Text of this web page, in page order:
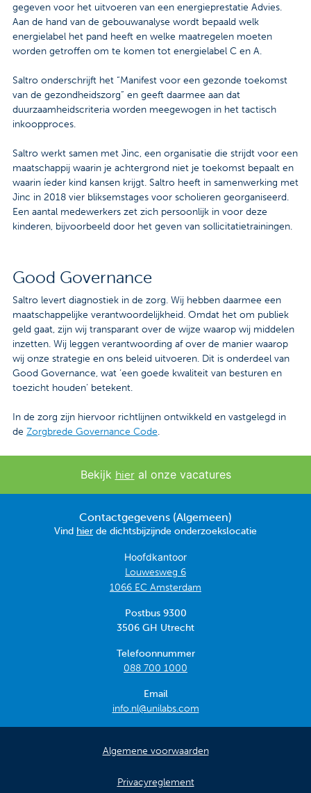
gegeven voor het uitvoeren van een energieprestatie Advies.
Aan de hand van de gebouwanalyse wordt bepaald welk
energielabel het pand heeft en welke maatregelen moeten
worden getroffen om te komen tot energielabel C en A.
Saltro onderschrijft het “Manifest voor een gezonde toekomst
van de gezondheidszorg” en geeft daarmee aan dat
duurzaamheidscriteria worden meegewogen in het tactisch
inkoopproces.
Saltro werkt samen met Jinc, een organisatie die strijdt voor een
maatschappij waarin je achtergrond niet je toekomst bepaalt en
waarin íeder kind kansen krijgt. Saltro heeft in samenwerking met
Jinc in 2018 vier bliksemstages voor scholieren georganiseerd.
Een aantal medewerkers zet zich persoonlijk in voor deze
kinderen, bijvoorbeeld door het geven van sollicitatietrainingen.
Good Governance
Saltro levert diagnostiek in de zorg. Wij hebben daarmee een
maatschappelijke verantwoordelijkheid. Omdat het om publiek
geld gaat, zijn wij transparant over de wijze waarop wij middelen
inzetten. Wij leggen verantwoording af over de manier waarop
wij onze strategie en ons beleid uitvoeren. Dit is onderdeel van
Good Governance, wat ‘een goede kwaliteit van besturen en
toezicht houden’ betekent.
In de zorg zijn hiervoor richtlijnen ontwikkeld en vastgelegd in
de Zorgbrede Governance Code.
Bekijk hieral onze vacatures
Contactgegevens (Algemeen)
Vind hier de dichtsbijzijnde onderzoekslocatie
Hoofdkantoor
Louwesweg 6
1066 EC Amsterdam
Postbus 9300
3506 GH Utrecht
Telefoonnummer
088 700 1000
Email
info.nl@unilabs.com
Algemene voorwaarden
Privacyreglement